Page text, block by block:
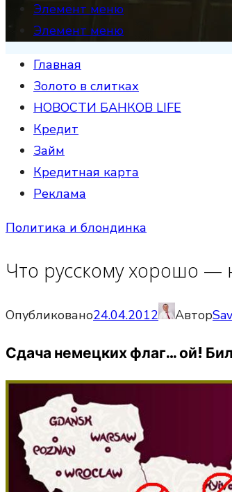
Элемент меню
Элемент меню
Главная
Золото в слитках
НОВОСТИ БАНКОВ LIFE
Кредит
Займ
Кредитная карта
Реклама
Политика и блондинка
Что русскому хорошо —
Опубликовано24.04.2012 Автор
Сдача немецких флаг… ой!